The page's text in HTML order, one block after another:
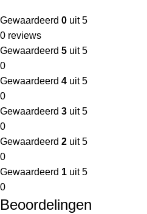
Gewaardeerd 0 uit 5
0 reviews
Gewaardeerd 5 uit 5
0
Gewaardeerd 4 uit 5
0
Gewaardeerd 3 uit 5
0
Gewaardeerd 2 uit 5
0
Gewaardeerd 1 uit 5
0
Beoordelingen